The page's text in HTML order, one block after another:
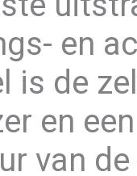
en
is de
en
van